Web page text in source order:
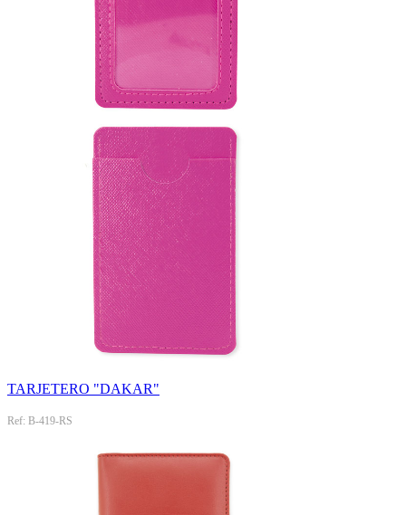
TARJETERO "DAKAR"
Ref: B-419-RS